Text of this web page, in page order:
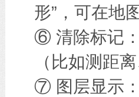
形”，可在地
⑥ 清除标记
（比如测距
⑦ 图层显示：